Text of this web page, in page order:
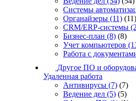
Системы
Органайзеры (11) (11)
CRM/ERP-системы
Бизнес-план (8) (8)
Учет компьютеров
Работа с
Другое ПО и
Удаленная работа
Антивирусы (7) (7)
Ведение дел (5) (5)